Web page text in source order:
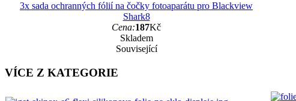
3x sada ochranných fólií na čočky fotoaparátu pro Blackview
Shark8
Cena:187Kč
Skladem
Související
VÍCE Z KATEGORIE